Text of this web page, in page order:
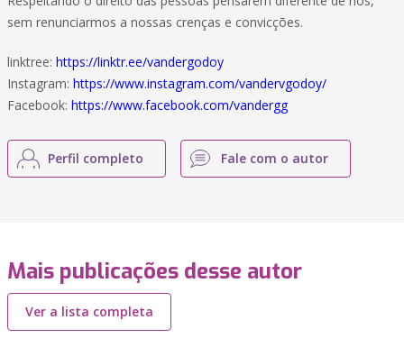
sem renunciarmos a nossas crenças e convicções.
linktree: https://linktr.ee/vandergodoy
Instagram: https://www.instagram.com/vandervgodoy/
Facebook: https://www.facebook.com/vandergg
Perfil completo Fale com o autor
Mais publicações desse autor
Ver a lista completa